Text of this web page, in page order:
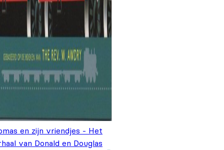
en zijn vriendjes - Het
van Donald en Douglas